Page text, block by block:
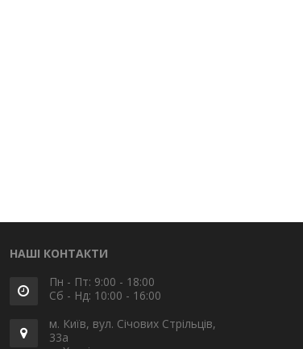
НАШІ КОНТАКТИ
Пн - Пт: 9:00 - 18:00
Сб - Нд: 10:00 - 16:00
м. Київ, вул. Січових Стрільців,
33а